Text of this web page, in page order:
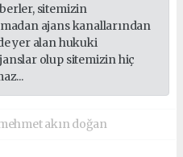
sitemizin
ajans kanallarından
yer alan hukuki
olup sitemizin hiç
akın doğan